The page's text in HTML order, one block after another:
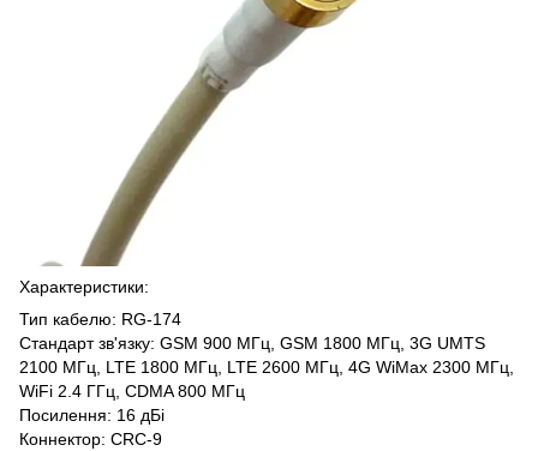
Характеристики:
Тип кабелю: RG-174
Стандарт зв'язку: GSM 900 МГц, GSM 1800 МГц, 3G UMTS
2100 МГц, LTE 1800 МГц, LTE 2600 МГц, 4G WiMax 2300 МГц,
WiFi 2.4 ГГц, CDMA 800 МГц
Посилення: 16 дБі
Коннектор: CRC-9